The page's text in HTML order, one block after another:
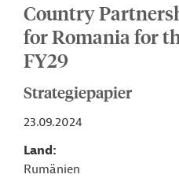
Country
for Romania for
FY29
Strategiepapier
23.09.2024
Land
Rumänien